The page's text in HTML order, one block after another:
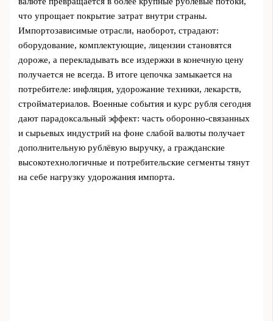
что упрощает покрытие затрат внутри страны.
Импортозависимые отрасли, наоборот, страдают:
оборудование, комплектующие, лицензии становятся
дороже, а перекладывать все издержки в конечную цену
получается не всегда. В итоге цепочка замыкается на
потребителе: инфляция, удорожание техники, лекарств,
стройматериалов. Военные события и курс рубля сегодня
дают парадоксальный эффект: часть оборонно‑связанных
и сырьевых индустрий на фоне слабой валюты получает
дополнительную рублёвую выручку, а гражданские
высокотехнологичные и потребительские сегменты тянут
на себе нагрузку удорожания импорта.